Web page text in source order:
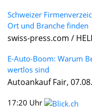
Schweizer
Ort und Branche finden
swiss-press.com /
E-Auto-Boom: Warum
wertlos sind
Autoankauf Fair,
17:20 Uhr